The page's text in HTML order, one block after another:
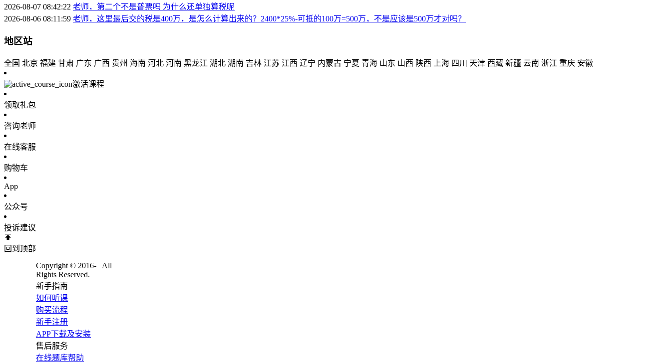
2026-08-07 08:42:22 老师，第二个不是普票吗 为什么还单独算税呢
2026-08-06 08:11:59 老师，这里最后交的税是400万，是怎么计算出来的？2400*25%-可抵的100万=500万，不是应该是500万才对吗？
地区站
全国 北京 福建 甘肃 广东 广西 贵州 海南 河北 河南 黑龙江 湖北 湖南 吉林 江苏 江西 辽宁 内蒙古 宁夏 青海 山东 山西 陕西 上海 四川 天津 西藏 新疆 云南 浙江 重庆 安徽
激活课程
领取礼包
咨询老师
在线客服
购物车
App
公众号
投诉建议
回到顶部
Copyright © 2016-
All
Rights Reserved.
新手指南
如何听课
购买流程
新手注册
APP下载及安装
售后服务
在线题库帮助